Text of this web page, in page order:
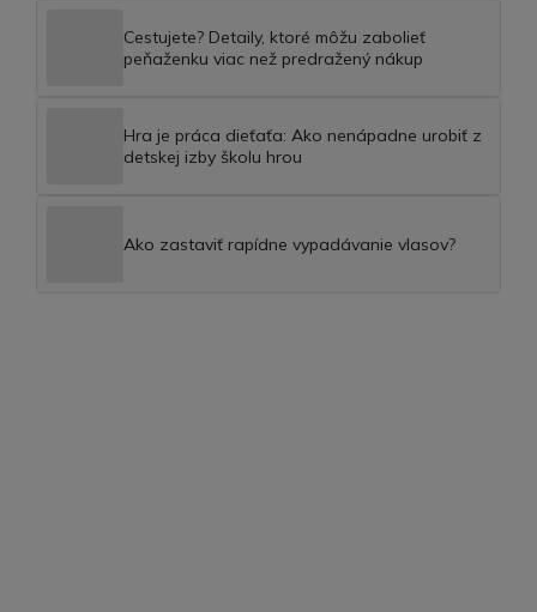
Cestujete? Detaily, ktoré môžu zabolieť
peňaženku viac než predražený nákup
Hra je práca dieťaťa: Ako nenápadne urobiť z
detskej izby školu hrou
Ako zastaviť rapídne vypadávanie vlasov?